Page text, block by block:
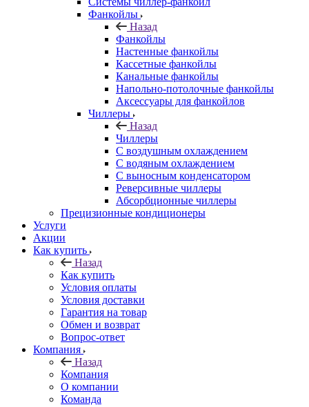
Фанкойлы
Назад
Фанкойлы
Настенные фанкойлы
Кассетные фанкойлы
Канальные фанкойлы
Напольно-потолочные фанкойлы
Аксессуары для фанкойлов
Чиллеры
Назад
Чиллеры
С воздушным охлаждением
С водяным охлаждением
С выносным конденсатором
Реверсивные чиллеры
Абсорбционные чиллеры
Прецизионные кондиционеры
Услуги
Акции
Как купить
Назад
Как купить
Условия оплаты
Условия доставки
Гарантия на товар
Обмен и возврат
Вопрос-ответ
Компания
Назад
Компания
О компании
Команда